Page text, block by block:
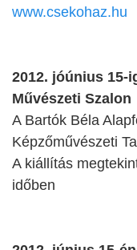
www.csekohaz.hu
2012. jóúnius 15-
Művészeti Szalon
A Bartók Béla
Képzőművészeti
A kiállítás
időben